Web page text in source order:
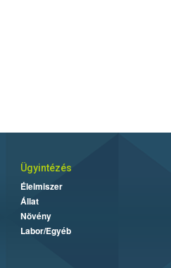
Ügyintézés
Élelmiszer
Állat
Növény
Labor/Egyéb